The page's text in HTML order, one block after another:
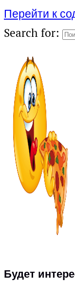
Перейти к
Search for:
Будет